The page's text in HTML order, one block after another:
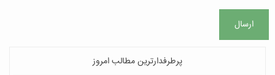
ارسال
پرطرفدارترین مطالب امروز